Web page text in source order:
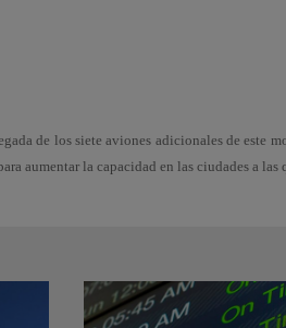
de los siete aviones adicionales de este
aumentar la capacidad en las ciudades a